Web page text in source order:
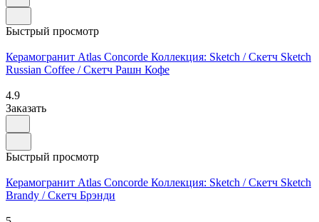
Быстрый просмотр
Керамогранит Atlas Concorde Коллекция: Sketch / Скетч Sketch
Russian Coffee / Скетч Рашн Кофе
4.9
Заказать
Быстрый просмотр
Керамогранит Atlas Concorde Коллекция: Sketch / Скетч Sketch
Brandy / Скетч Брэнди